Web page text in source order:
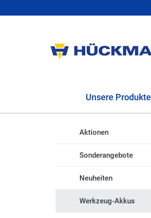
Unsere Produkte
Aktionen
Sonderangebote
Neuheiten
Werkzeug-Akkus